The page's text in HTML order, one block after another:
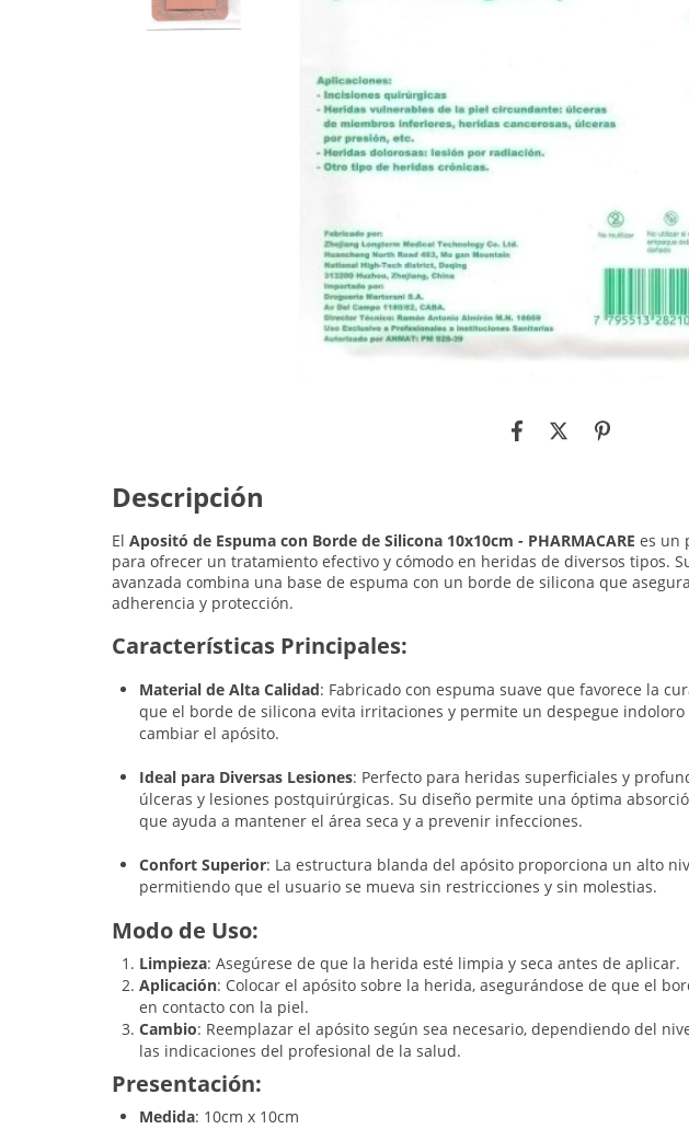
Descripción
El Apositó de Espuma con Borde de Silicona 10x10cm - PHARMACARE es un
para ofrecer un tratamiento efectivo y cómodo en heridas de diversos tipos.
avanzada combina una base de espuma con un borde de silicona que
adherencia y protección.
Características Principales:
Material de Alta Calidad: Fabricado con espuma suave que favorece la
que el borde de silicona evita irritaciones y permite un despegue indoloro
cambiar el apósito.
Ideal para Diversas Lesiones: Perfecto para heridas superficiales y
úlceras y lesiones postquirúrgicas. Su diseño permite una óptima
que ayuda a mantener el área seca y a prevenir infecciones.
Confort Superior: La estructura blanda del apósito proporciona un alto
permitiendo que el usuario se mueva sin restricciones y sin molestias.
Modo de Uso:
Limpieza: Asegúrese de que la herida esté limpia y seca antes de aplicar.
Aplicación: Colocar el apósito sobre la herida, asegurándose de que el
en contacto con la piel.
Cambio: Reemplazar el apósito según sea necesario, dependiendo del
las indicaciones del profesional de la salud.
Presentación:
Medida: 10cm x 10cm